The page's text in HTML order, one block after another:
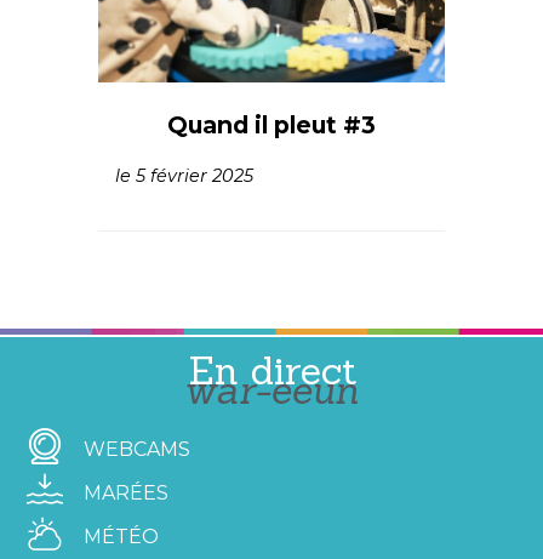
Quand il pleut #3
le 5 février 2025
En direct
war-eeun
WEBCAMS
MARÉES
MÉTÉO